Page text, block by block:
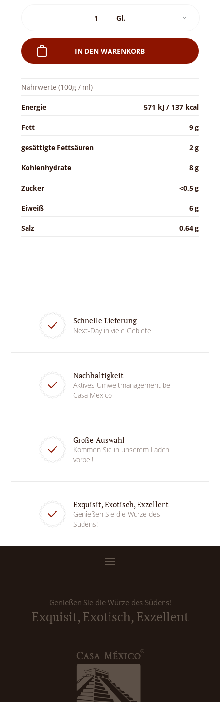
IN DEN WARENKORB
Nährwerte (100g / ml)
Energie 571 kJ / 137 kcal
Fett 9 g
gesättigte Fettsäuren 2 g
Kohlenhydrate 8 g
Zucker <0,5 g
Eiweiß 6 g
Salz 0.64 g
Schnelle Lieferung
Next-Day in viele Gebiete
Nachhaltigkeit
Aktives Umweltmanagement bei
Casa Mexico
Große Auswahl
Kommen Sie in unserem Laden
vorbei!
Exquisit, Exotisch, Exzellent
Genießen Sie die Würze des
Südens!
Genießen Sie die Würze des Südens!
Exquisit, Exotisch, Exzellent